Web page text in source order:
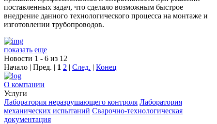
поставленных задач, что сделало возможным быстрое
внедрение данного технологического процесса на монтаже и
изготовлении трубопроводов.
показать еще
Новости 1 - 6 из 12
Начало | Пред. | 1 2 | След. | Конец
О компании
Услуги
Лаборатория неразрушающего контроля Лаборатория
механических испытаний Сварочно-технологическая
документация